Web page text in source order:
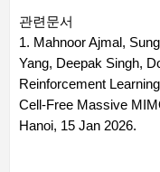
관련문서
1. Mahnoor Ajmal,
Yang, Deepak Singh,
Reinforcement
Cell-Free Massive
Hanoi, 15 Jan 2026.